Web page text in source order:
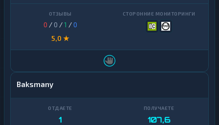
0 / 0 /1 /0
5,0 ★
Baksmany
1 107,6